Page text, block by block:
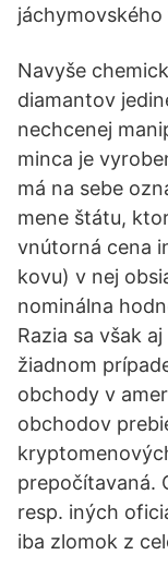
jáchymovského
Navyše
diamantov
nechcenej
minca je
má na sebe
mene štátu,
vnútorná cena
kovu) v nej
nominálna
Razia sa však
žiadnom
obchody v
obchodov
prepočítavaná.
resp. iných
iba zlomok z